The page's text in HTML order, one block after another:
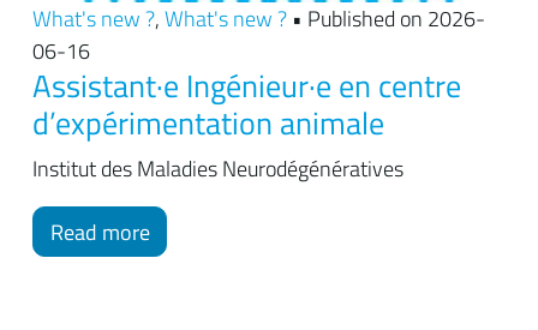
What's new ?,What's new ? • Published on 2026-
06-16
Assistant·e Ingénieur·e en centre
d’expérimentation animale
Institut des Maladies Neurodégénératives
Read more